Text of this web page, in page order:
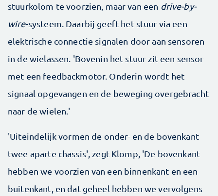
stuurkolom te voorzien, maar van een drive-by-
wire-systeem. Daarbij geeft het stuur via een
elektrische connectie signalen door aan sensoren
in de wielassen. 'Bovenin het stuur zit een sensor
met een feedbackmotor. Onderin wordt het
signaal opgevangen en de beweging overgebracht
naar de wielen.'
'Uiteindelijk vormen de onder- en de bovenkant
twee aparte chassis', zegt Klomp, 'De bovenkant
hebben we voorzien van een binnenkant en een
buitenkant, en dat geheel hebben we vervolgens